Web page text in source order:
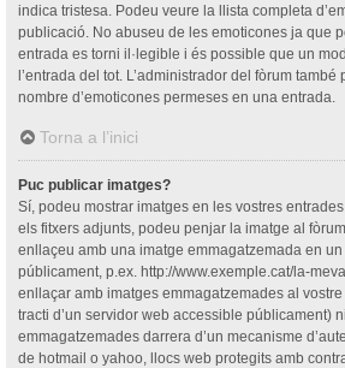
indica tristesa. Podeu veure la llista completa
publicació. No abuseu de les emoticones ja que
entrada es torni il·legible i és possible que un
l’entrada del tot. L’administrador del fòrum
nombre d’emoticones permeses en una entrada.
Torna a l’inici
Puc publicar imatges?
Sí, podeu mostrar imatges en les vostres
els fitxers adjunts, podeu penjar la imatge al
enllaçeu amb una imatge emmagatzemada en
públicament, p.ex. http://www.exemple.cat/la-
enllaçar amb imatges emmagatzemades al
tracti d’un servidor web accessible públicament)
emmagatzemades darrera d’un mecanisme
de hotmail o yahoo, llocs web protegits amb